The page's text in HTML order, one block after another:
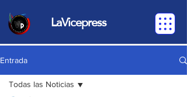
LaVicepress
Entrada
Todas las Noticias